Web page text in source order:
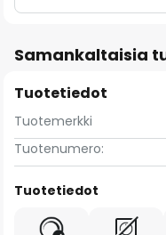
Samankaltaisia
Tuotetiedot
Tuotemerkki
Tuotenumero:
Tuotetiedot